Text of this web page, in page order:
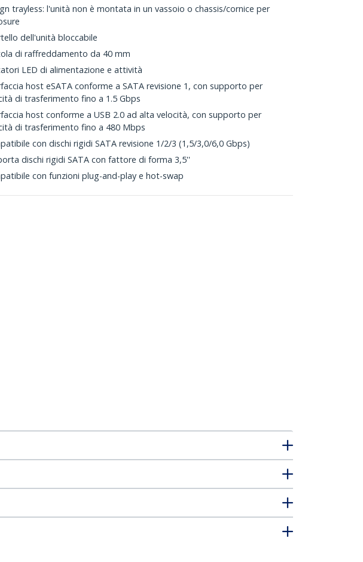
trayless: l'unità non è montata in un vassoio o chassis/cornice per
dell'unità bloccabile
di raffreddamento da 40 mm
LED di alimentazione e attività
host eSATA conforme a SATA revisione 1, con supporto per
di trasferimento fino a 1.5 Gbps
host conforme a USB 2.0 ad alta velocità, con supporto per
di trasferimento fino a 480 Mbps
con dischi rigidi SATA revisione 1/2/3 (1,5/3,0/6,0 Gbps)
dischi rigidi SATA con fattore di forma 3,5''
con funzioni plug-and-play e hot-swap